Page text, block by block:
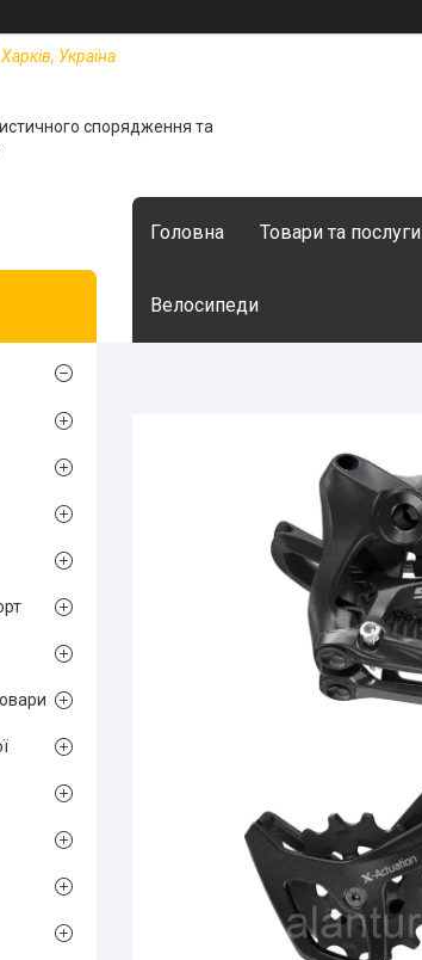
Україна
спорядження та
Головна Товари та послуги
Велосипеди